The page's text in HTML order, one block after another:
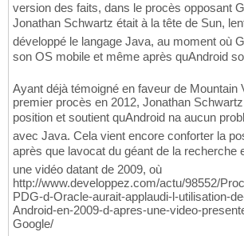
version des faits, dans le procès opposant
Jonathan Schwartz était à la tête de Sun,
développé le langage Java, au moment où
son OS mobile et même après quAndroid
Ayant déjà témoigné en faveur de Mountain
premier procès en 2012, Jonathan
position et soutient quAndroid na aucun
avec Java. Cela vient encore conforter la
après que lavocat du géant de la recherche
une vidéo datant de 2009, où
http://www.developpez.com/actu/98552/
PDG-d-Oracle-aurait-applaudi-l-utilisation-
Android-en-2009-d-apres-une-video-
Google/